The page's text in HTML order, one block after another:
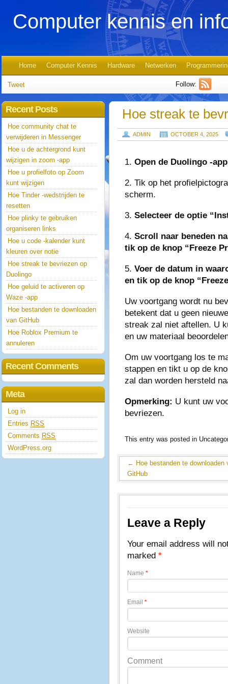
Computer kennis en
Home Computer Kennis Hardware Netwerken
Tweet Follow:
Hoe streak te
ADMIN OCTOBER 4, 2025
1.Open de Duolingo -
2. Tik op het
scherm.
3.Selecteer de optie
4.Scroll naar beneden
tik op de knop “Freeze
5.Voer de datum in
en tik op de knop
Uw voortgang wordt nu
betekent dat u geen
streak zal niet aftellen. U
en uw materiaal
Om uw voortgang los te
stappen en tikt u op de
zal dan worden hersteld
Opmerking: U kunt uw
bevriezen.
This entry was posted in
← Hoe bestanden te downloaden
GitHub
Leave a Reply
Your email address will
marked*
Name*
Email*
Website
Comment
Recent Posts
Hoe community chat te
verwijderen in Messenger
Hoe u de achtergrond kunt
wijzigen in zoom -app
Hoe u profielfoto op Zoom
kunt wijzigen
Hoe Tinder -wedstrijden te
resetten
Hoe plinky te gebruiken
organiseren links
Hoe u code -kalender kunt
kleuren over notie
Hoe streak te bevriezen op
Duolingo
Hoe geluid te activeren op
Waze -app
Hoe bestanden te downloaden
van GitHub
Hoe Roblox Premium te
annuleren
Recent Comments
Meta
Log in
Entries RSS
Comments RSS
WordPress.org